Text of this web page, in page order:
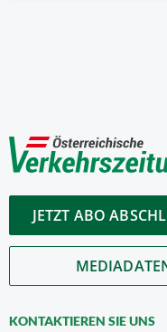
JETZT ABO
KONTAKTIEREN SIE UNS